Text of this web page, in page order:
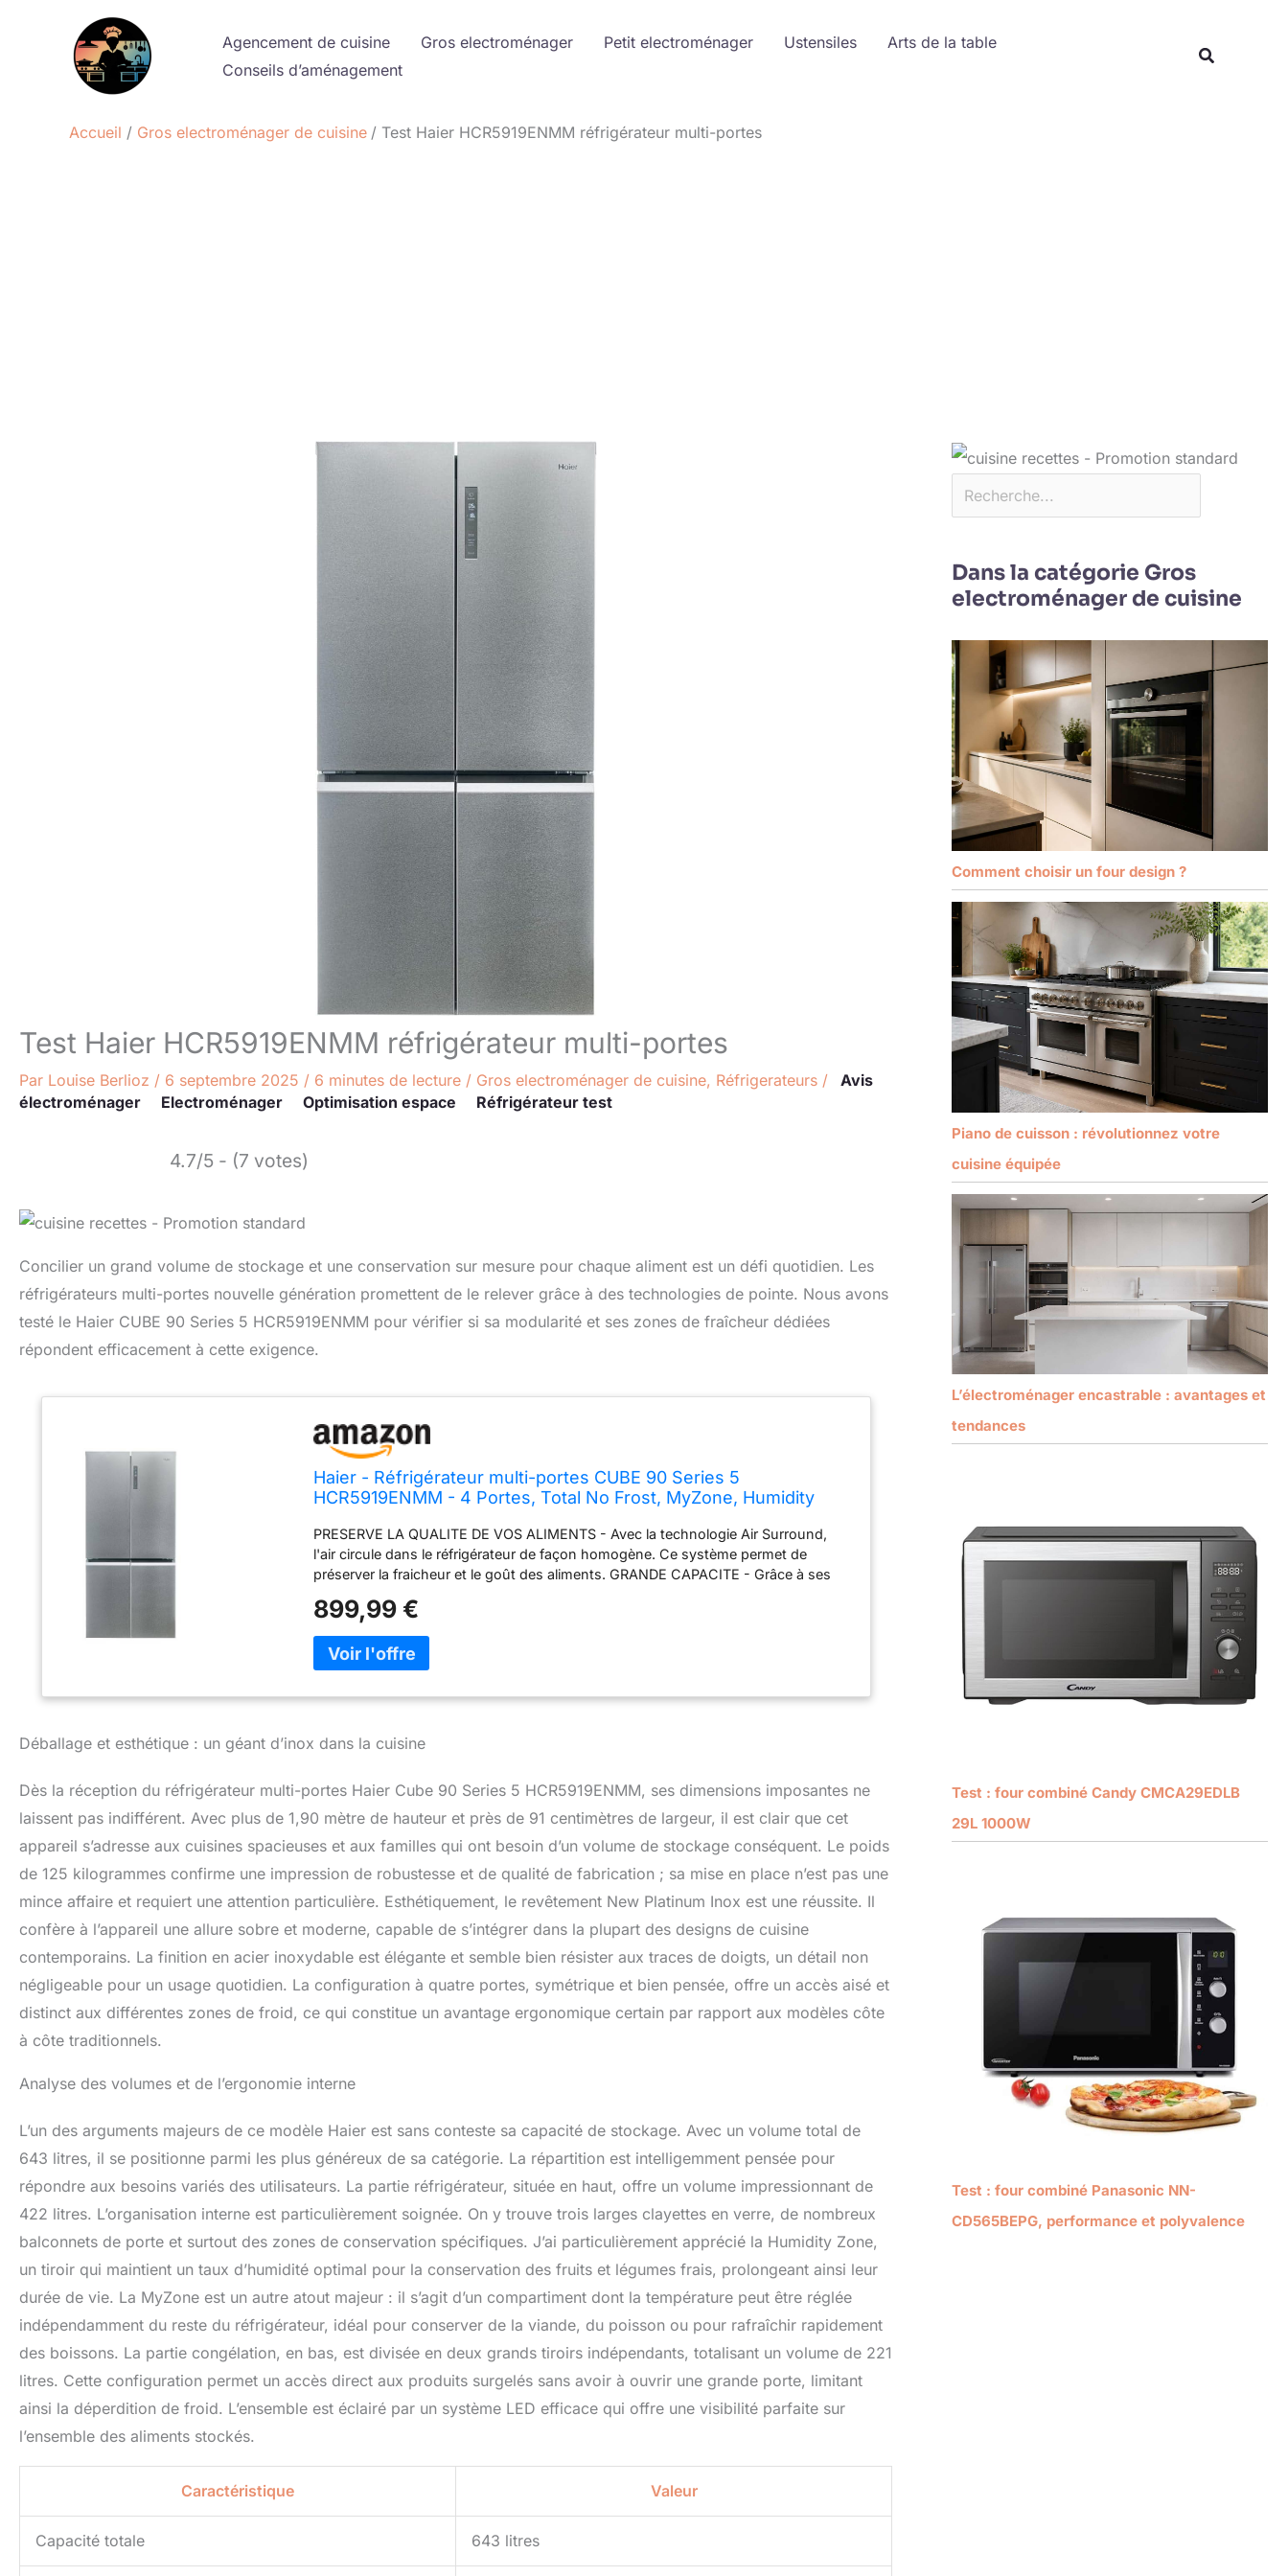
Agencement de cuisine Gros electroménager Petit electroménager Ustensiles
Arts de la table
Conseils d’aménagement
Accueil Gros electroménager de cuisine Test Haier HCR5919ENMM réfrigérateur multi-portes
Test Haier HCR5919ENMM réfrigérateur multi-portes
Par Louise Berlioz / 6 septembre 2025 / 6 minutes de lecture / Gros electroménager de cuisine, Réfrigerateurs /
Avis
électroménager
Electroménager Optimisation espace Réfrigérateur test
4.7/5 - (7 votes)
Concilier un grand volume de stockage et une conservation sur mesure pour chaque aliment est un défi quotidien. Les
réfrigérateurs multi-portes nouvelle génération promettent de le relever grâce à des technologies de pointe. Nous avons
testé le Haier CUBE 90 Series 5 HCR5919ENMM pour vérifier si sa modularité et ses zones de fraîcheur dédiées
répondent efficacement à cette exigence.
Haier - Réfrigérateur multi-portes CUBE 90 Series 5
HCR5919ENMM - 4 Portes, Total No Frost, MyZone, Humidity
New Platinum Inox
PRESERVE LA QUALITE DE VOS ALIMENTS - Avec la technologie Air Surround,
l'air circule dans le réfrigérateur de façon homogène. Ce système permet de
préserver la fraicheur et le goût des aliments. GRANDE CAPACITE - Grâce à ses
HYGIENE PARFAITE - Le traitement antibactérien ABT exploite les propriétés
naturelles de la tourmaline, une pierre ayant de multiples effets positifs sur la
santé. Le traitement ABT élimine jusqu’à 99,9% des bactéries dans l’air du
réfrigérateur. ECONOMIE D'ENERGIE - Le compresseur Inverter, en limitant les
variations de température, vous garantit des économies d'énergie tout en
PERSONNALISABLE - My Zone est un compartiment indépendant qui vous offre
899,99 €
Déballage et esthétique : un géant d’inox dans la cuisine
Dès la réception du réfrigérateur multi-portes Haier Cube 90 Series 5 HCR5919ENMM, ses dimensions imposantes ne
laissent pas indifférent. Avec plus de 1,90 mètre de hauteur et près de 91 centimètres de largeur, il est clair que cet
appareil s’adresse aux cuisines spacieuses et aux familles qui ont besoin d’un volume de stockage conséquent. Le poids
de 125 kilogrammes confirme une impression de robustesse et de qualité de fabrication ; sa mise en place n’est pas une
mince affaire et requiert une attention particulière. Esthétiquement, le revêtement New Platinum Inox est une réussite. Il
confère à l’appareil une allure sobre et moderne, capable de s’intégrer dans la plupart des designs de cuisine
contemporains. La finition en acier inoxydable est élégante et semble bien résister aux traces de doigts, un détail non
négligeable pour un usage quotidien. La configuration à quatre portes, symétrique et bien pensée, offre un accès aisé et
distinct aux différentes zones de froid, ce qui constitue un avantage ergonomique certain par rapport aux modèles côte
à côte traditionnels.
Analyse des volumes et de l’ergonomie interne
L’un des arguments majeurs de ce modèle Haier est sans conteste sa capacité de stockage. Avec un volume total de
643 litres, il se positionne parmi les plus généreux de sa catégorie. La répartition est intelligemment pensée pour
répondre aux besoins variés des utilisateurs. La partie réfrigérateur, située en haut, offre un volume impressionnant de
422 litres. L’organisation interne est particulièrement soignée. On y trouve trois larges clayettes en verre, de nombreux
balconnets de porte et surtout des zones de conservation spécifiques. J’ai particulièrement apprécié la Humidity Zone,
un tiroir qui maintient un taux d’humidité optimal pour la conservation des fruits et légumes frais, prolongeant ainsi leur
durée de vie. La MyZone est un autre atout majeur : il s’agit d’un compartiment dont la température peut être réglée
indépendamment du reste du réfrigérateur, idéal pour conserver de la viande, du poisson ou pour rafraîchir rapidement
des boissons. La partie congélation, en bas, est divisée en deux grands tiroirs indépendants, totalisant un volume de 221
litres. Cette configuration permet un accès direct aux produits surgelés sans avoir à ouvrir une grande porte, limitant
ainsi la déperdition de froid. L’ensemble est éclairé par un système LED efficace qui offre une visibilité parfaite sur
l’ensemble des aliments stockés.
Caractéristique Valeur
Capacité totale 643 litres
Dans la catégorie Gros
electroménager de cuisine
Comment choisir un four design ?
Piano de cuisson : révolutionnez votre
cuisine équipée
L’électroménager encastrable : avantages et
tendances
Test : four combiné Candy CMCA29EDLB
29L 1000W
Test : four combiné Panasonic NN-
CD565BEPG, performance et polyvalence